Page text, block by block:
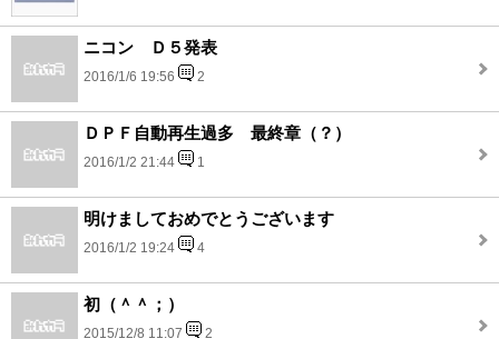
ニコン Ｄ５発表
2016/1/6 19:56 2
ＤＰＦ自動再生過多 最終章（？）
2016/1/2 21:44 1
明けましておめでとうございます
2016/1/2 19:24 4
初（＾＾；）
2015/12/8 11:07 2